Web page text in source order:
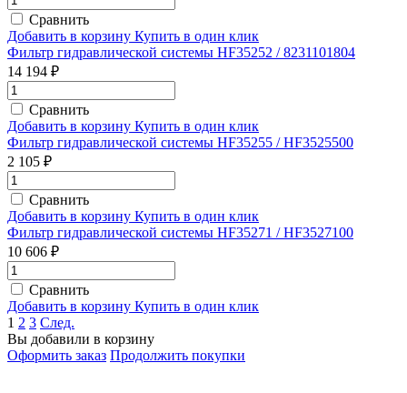
Сравнить
Добавить в корзину Купить в один клик
Фильтр гидравлической системы HF35252 / 8231101804
14 194 ₽
Сравнить
Добавить в корзину Купить в один клик
Фильтр гидравлической системы HF35255 / HF3525500
2 105 ₽
Сравнить
Добавить в корзину Купить в один клик
Фильтр гидравлической системы HF35271 / HF3527100
10 606 ₽
Сравнить
Добавить в корзину Купить в один клик
1 2 3 След.
Вы добавили в корзину
Оформить заказ Продолжить покупки